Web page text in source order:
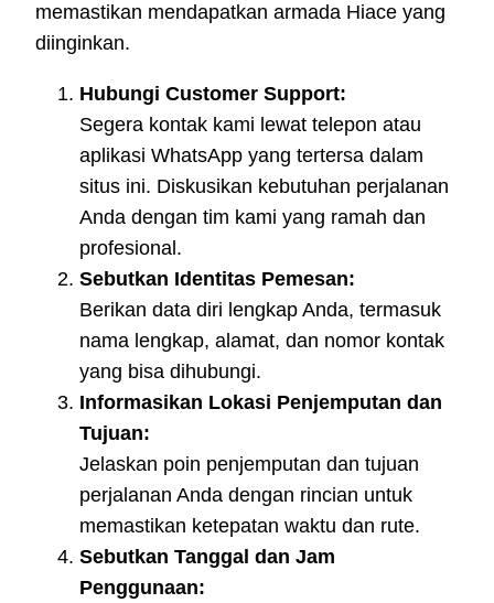
memastikan mendapatkan armada Hiace yang
diinginkan.
Hubungi Customer Support:
Segera kontak kami lewat telepon atau
aplikasi WhatsApp yang tertersa dalam
situs ini. Diskusikan kebutuhan perjalanan
Anda dengan tim kami yang ramah dan
profesional.
Sebutkan Identitas Pemesan:
Berikan data diri lengkap Anda, termasuk
nama lengkap, alamat, dan nomor kontak
yang bisa dihubungi.
Informasikan Lokasi Penjemputan dan
Tujuan:
Jelaskan poin penjemputan dan tujuan
perjalanan Anda dengan rincian untuk
memastikan ketepatan waktu dan rute.
Sebutkan Tanggal dan Jam
Penggunaan: